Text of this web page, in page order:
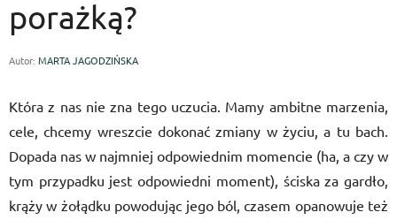
porażką?
Autor: MARTA JAGODZIŃSKA
Która z nas nie zna tego uczucia. Mamy ambitne marzenia,
cele, chcemy wreszcie dokonać zmiany w życiu, a tu bach.
Dopada nas w najmniej odpowiednim momencie (ha, a czy w
tym przypadku jest odpowiedni moment), ściska za gardło,
krąży w żołądku powodując jego ból, czasem opanowuje też